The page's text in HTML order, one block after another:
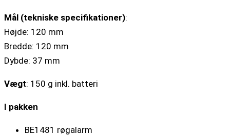
Mål (tekniske specifikationer):
Højde: 120 mm
Bredde: 120 mm
Dybde: 37 mm
Vægt: 150 g inkl. batteri
I pakken
BE1481 røgalarm